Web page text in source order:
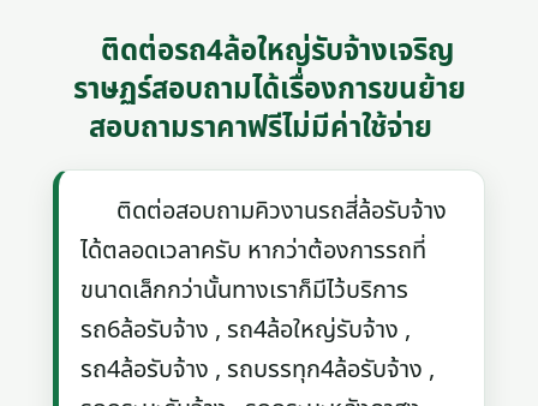
ติดต่อรถ4ล้อใหญ่รับจ้างเจริญ
ราษฏร์สอบถามได้เรื่องการขนย้าย
สอบถามราคาฟรีไม่มีค่าใช้จ่าย
ติดต่อสอบถามคิวงานรถสี่ล้อรับจ้าง
ได้ตลอดเวลาครับ หากว่าต้องการรถที่
ขนาดเล็กกว่านั้นทางเราก็มีไว้บริการ
รถ6ล้อรับจ้าง , รถ4ล้อใหญ่รับจ้าง ,
รถ4ล้อรับจ้าง , รถบรรทุก4ล้อรับจ้าง ,